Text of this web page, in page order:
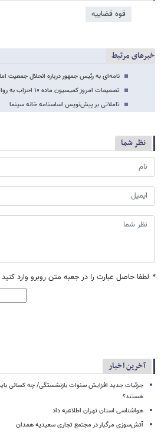
قوه قضاییه
خبرهای مرتبط
نامه‌ای به رئیس جمهور درباره انحلال جمعیت
تصمیمات امروز کمیسیون ماده ۱۰ احزاب به روایت ملانوری
تاملاتی بر پیش‌نویس اساسنامه خانه سینما
نظر شما
* لطفا حاصل عبارت را در جعبه متن روبرو وارد کنید
آخرین اخبار
جزئیات جدید افزایش سنوات بازنشستگی/ چه کسانی
هستند؟
هواشناسی استان تهران اطلاعیه داد
آتش‌سوزی مرگبار در مجتمع تجاری سعیدیه همدان